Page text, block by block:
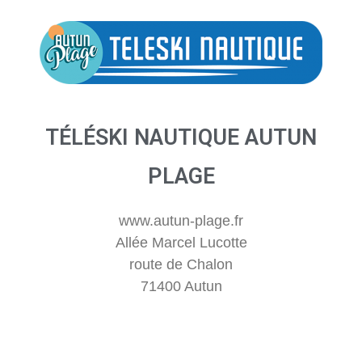
TÉLÉSKI NAUTIQUE AUTUN
PLAGE
www.autun-plage.fr
Allée Marcel Lucotte
route de Chalon
71400 Autun